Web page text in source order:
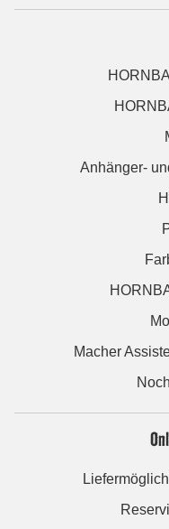
Anhänger-
Macher